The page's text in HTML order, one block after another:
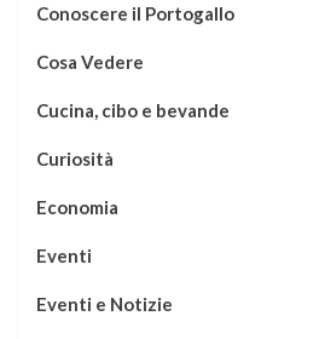
Conoscere il Portogallo
Cosa Vedere
Cucina, cibo e bevande
Curiosità
Economia
Eventi
Eventi e Notizie